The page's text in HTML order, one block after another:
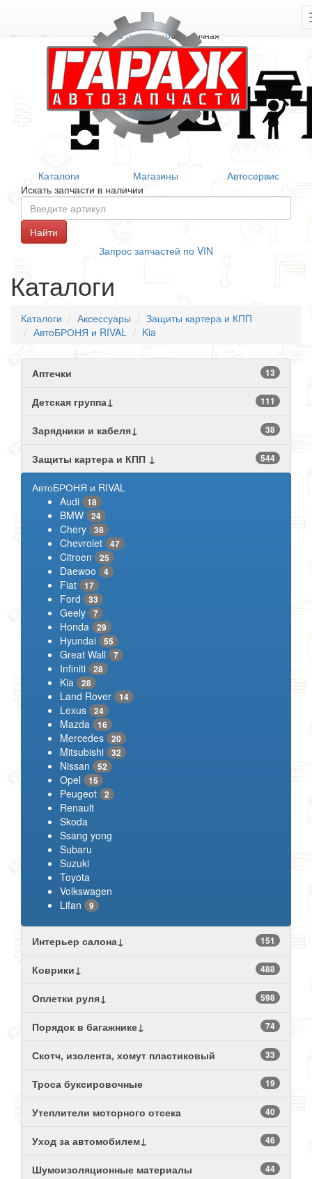
+7 906 377 46 46Справочная
Каталоги Магазины
Автосервис
Искать запчасти в наличии
Запрос запчастей по VIN
Каталоги
Каталоги Аксессуары
Защиты картера и КПП
АвтоБРОНЯ и RIVAL
Kia
Аптечки 13
Детская группа↓ 111
Зарядники и кабеля↓ 38
Защиты картера и КПП ↓ 544
АвтоБРОНЯ и RIVAL
Audi
18
BMW 24
Chery 38
Chevrolet 47
Citroen 25
Daewoo 4
Fiat 17
Ford 33
Geely 7
Honda 29
Hyundai 55
Great Wall 7
Infiniti 28
Kia 28
Land Rover 14
Lexus 24
Mazda 16
Mercedes 20
Mitsubishi 32
Nissan 52
Opel 15
Peugeot 2
Renault
Skoda
Ssang yong
Subaru
Suzuki
Toyota
Volkswagen
Lifan
9
Интерьер салона↓ 151
Коврики↓ 488
Оплетки руля↓ 598
Порядок в багажнике↓ 74
Скотч, изолента, хомут пластиковый 33
Троса буксировочные 19
Утеплители моторного отсека 40
Уход за автомобилем↓ 46
Шумоизоляционные материалы 44